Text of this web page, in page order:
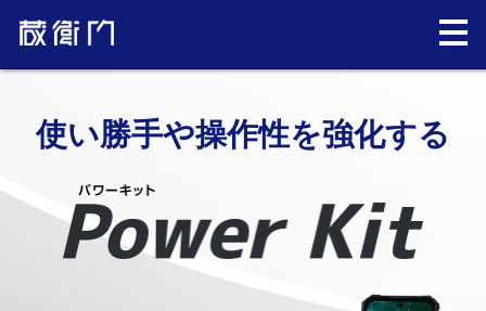
PowerKit（パワーキット）
使い勝手や操作性を強化する